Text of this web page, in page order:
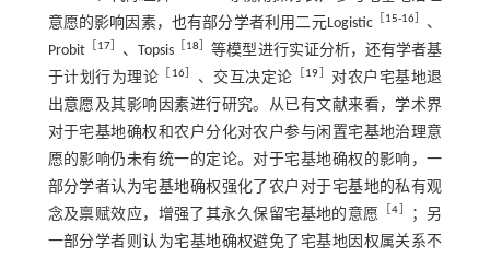
意愿的影响因素，也有部分学者利用二元Logistic［ 15⁃16
、
Probit［ 17］ 、Topsis［ 18 ］等模型进行实证分析，还有学者基
于计划行为理论
16］ 、交互决定论 19
对农户宅基地退
出意愿及其影响因素进行研究。从已有文献来看，学术界
对于宅基地确权和农户分化对农户参与闲置宅基地治理意
愿的影响仍未有统一的定论。对于宅基地确权的影响，一
部分学者认为宅基地确权强化了农户对于宅基地的私有观
念及禀赋效应，增强了其永久保留宅基地的意愿
［4
；另
一部分学者则认为宅基地确权避免了宅基地因权属关系不